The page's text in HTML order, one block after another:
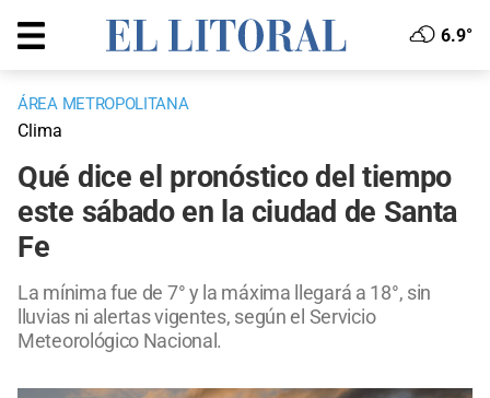
6.9°
ÁREA METROPOLITANA
Clima
Qué dice el pronóstico del tiempo
este sábado en la ciudad de Santa
Fe
La mínima fue de 7° y la máxima llegará a 18°, sin
lluvias ni alertas vigentes, según el Servicio
Meteorológico Nacional.